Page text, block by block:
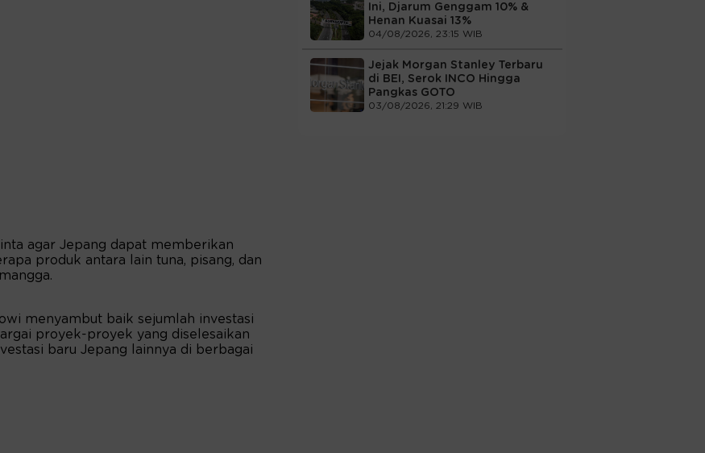
agar Jepang dapat memberikan
produk antara lain tuna, pisang, dan
menyambut baik sejumlah investasi
proyek-proyek yang diselesaikan
baru Jepang lainnya di berbagai
Ini, Djarum Genggam 10% &
Henan Kuasai 13%
04/08/2026, 23:15 WIB
Jejak Morgan Stanley Terbaru
di BEI, Serok INCO Hingga
Pangkas GOTO
03/08/2026, 21:29 WIB